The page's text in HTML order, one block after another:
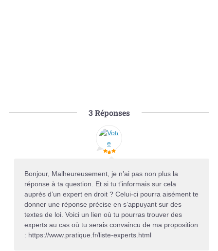
3Réponses
Bonjour, Malheureusement, je n’ai pas non plus la
réponse à ta question. Et si tu t’informais sur cela
auprès d’un expert en droit ? Celui-ci pourra aisément te
donner une réponse précise en s’appuyant sur des
textes de loi. Voici un lien où tu pourras trouver des
experts au cas où tu serais convaincu de ma proposition
: https://www.pratique.fr/liste-experts.html